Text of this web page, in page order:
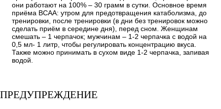
они работают на 100% – 30 грамм в сутки. Основное время
приёма BCAA: утром для предотвращения катаболизма, до
тренировки, после тренировки (в дни без тренировок можно
сделать приём в середине дня), перед сном. Женщинам
смешать – 1 черпачок; мужчинам – 1-2 черпачка с водой на
0,5 мл- 1 литр, чтобы регулировать концентрацию вкуса.
Также можно принимать в сухом виде 1-2 черпачка, запивая
водой.
ПРЕДУПРЕЖДЕНИЕ